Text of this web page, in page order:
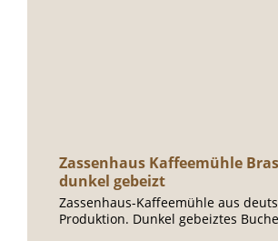
Zassenhaus Kaffeemühle
dunkel gebeizt
Zassenhaus-Kaffeemühle aus
Produktion. Dunkel gebeiztes